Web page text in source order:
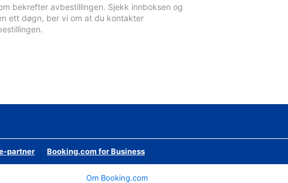
bekrefter avbestillingen. Sjekk innboksen og
ett døgn, ber vi om at du kontakter
partner Booking.com for Business
Om Booking.com